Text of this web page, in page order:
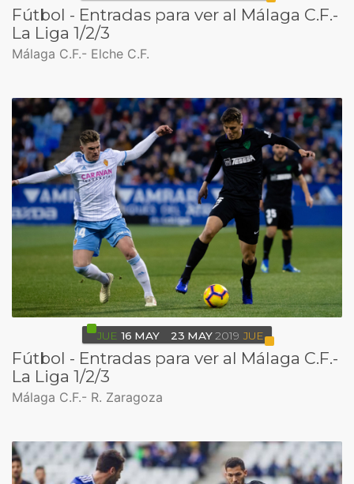
Fútbol - Entradas para ver al Málaga C.F.-
La Liga 1/2/3
Málaga C.F.- Elche C.F.
JUE 16 MAY 23 MAY2019 JUE
Fútbol - Entradas para ver al Málaga C.F.-
La Liga 1/2/3
Málaga C.F.- R. Zaragoza